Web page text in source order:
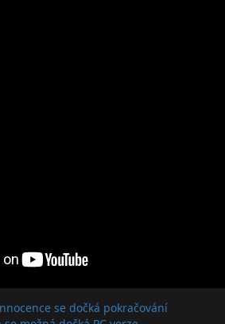
se dočká pokračování